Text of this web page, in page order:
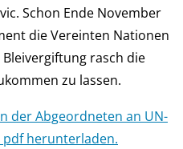
Schon Ende November
die Vereinten Nationen
rasch die
zu lassen.
der Abgeordneten an UN-
herunterladen.